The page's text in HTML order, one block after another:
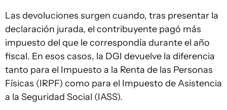
Las devoluciones surgen cuando, tras presentar la
declaración jurada, el contribuyente pagó más
impuesto del que le correspondía durante el año
fiscal. En esos casos, la DGI devuelve la diferencia
tanto para el Impuesto a la Renta de las Personas
Físicas (IRPF) como para el Impuesto de Asistencia
a la Seguridad Social (IASS).